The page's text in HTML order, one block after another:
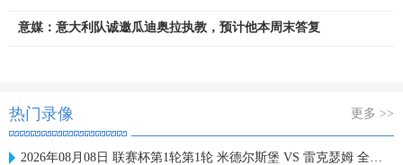
意媒：意大利队诚邀瓜迪奥拉执教，预计他本周末答复
热门录像 更多 >>
2026年08月08日 联赛杯第1轮第1轮 米德尔斯堡 VS 雷克瑟姆 全场录像